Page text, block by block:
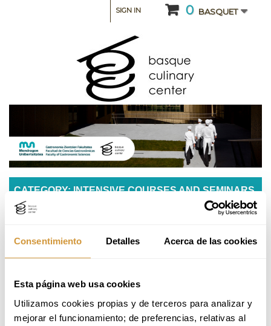
Consentimiento Detalles Acerca de las cookies
Esta página web usa cookies
Utilizamos cookies propias y de terceros para analizar y
mejorar el funcionamiento; de preferencias, relativas al
0 BASQUET
SIGN IN
CATEGORY: INTENSIVE COURSES AND SEMINARS
Back to Training Offer